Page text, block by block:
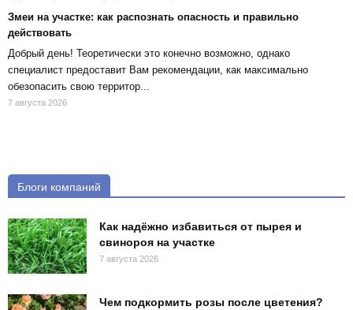
Змеи на участке: как распознать опасность и правильно
действовать
Добрый день! Теоретически это конечно возможно, однако
специалист предоставит Вам рекомендации, как максимально
обезопасить свою территор...
7 августа 2026
Блоги компаний
Как надёжно избавиться от пырея и
свинороя на участке
7 августа 2026
Чем подкормить розы после цветения?